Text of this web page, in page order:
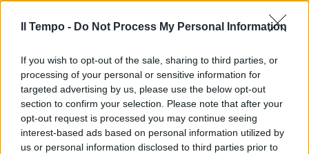
Il Tempo - Do Not Process My Personal Information
If you wish to opt-out of the sale, sharing to third parties, or
processing of your personal or sensitive information for
targeted advertising by us, please use the below opt-out
section to confirm your selection. Please note that after your
opt-out request is processed you may continue seeing
interest-based ads based on personal information utilized by
us or personal information disclosed to third parties prior to